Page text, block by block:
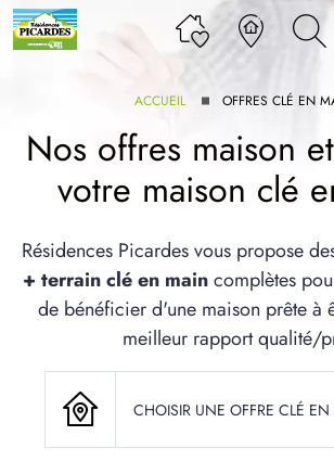
GAMME
SERVICE BDL EXTENSION
ARTICLES
ACCUEIL OFFRES CLÉ EN
Nos offres maison
votre maison clé
Résidences Picardes vous propose
+ terrain clé en maincomplètes
de bénéficier d'une maison prête à
meilleur rapport qualité/
CHOISIR UNE OFFRE CLÉ